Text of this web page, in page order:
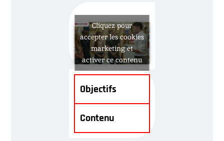
Cliquez pour
accepter les cookies
marketing et
activer ce contenu
Objectifs
Contenu